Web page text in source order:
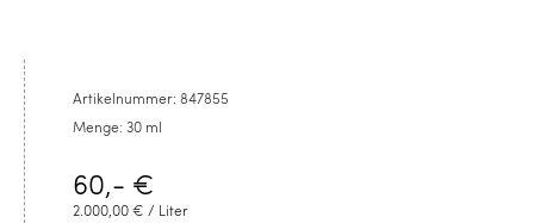
Artikelnummer: 847855
Menge: 30 ml
60,- €
2.000,00 € / Liter